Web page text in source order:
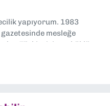
yapıyorum. 1983
mesleğe
Türkiye’nin en köklü
müdür yardımcısı ve spor
yaptım. Ayrıca Yeni